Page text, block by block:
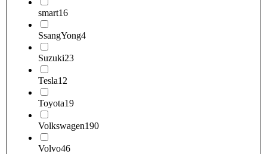
smart16
SsangYong4
Suzuki23
Tesla12
Toyota19
Volkswagen190
Volvo46